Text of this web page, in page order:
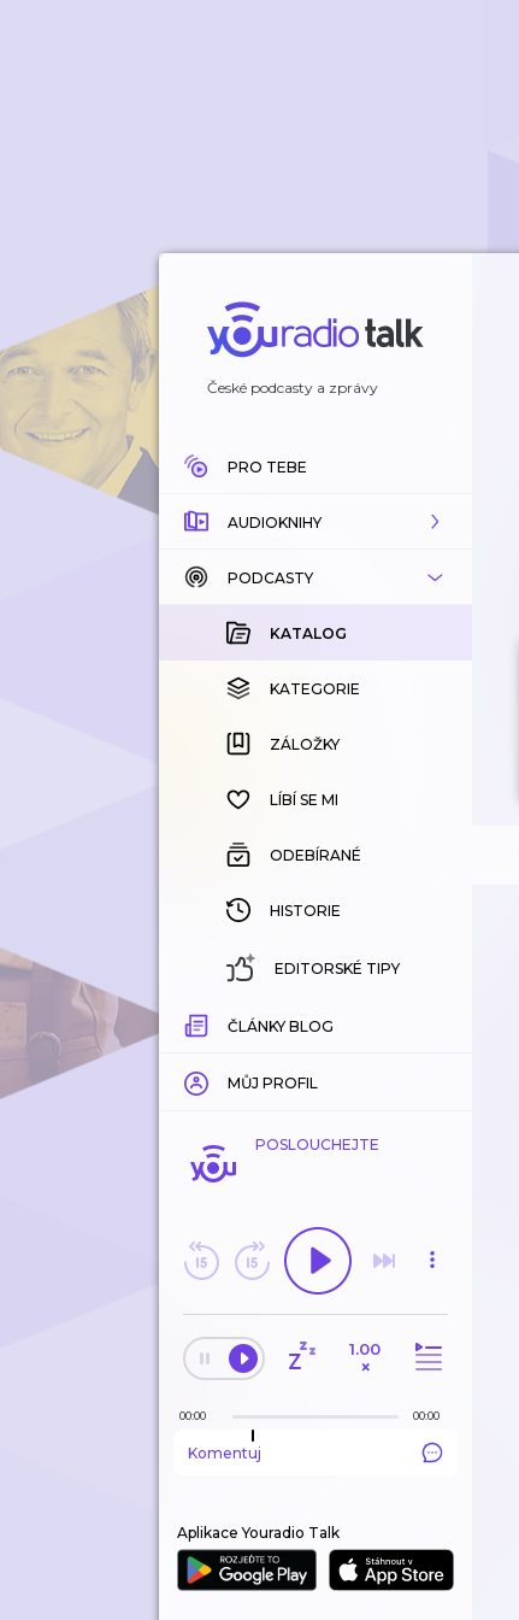
České podcasty a zprávy
PRO TEBE
AUDIOKNIHY
KATALOG
KOUPENÉ
KATEGORIE
ZÁLOŽKY
HISTORIE
PODCASTY
KATALOG
KATEGORIE
ZÁLOŽKY
LÍBÍ SE MI
ODEBÍRANÉ
HISTORIE
EDITORSKÉ TIPY
ČLÁNKY BLOG
MŮJ PROFIL
POSLOUCHEJTE
1.00
×
00:00 00:00
Komentuj
Aplikace Youradio Talk